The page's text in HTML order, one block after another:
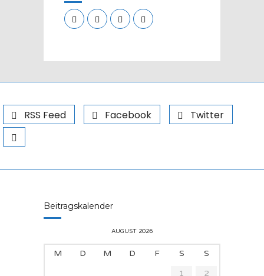
RSS Feed Facebook Twitter
Beitragskalender
AUGUST 2026
M D M D F S
S
1
2